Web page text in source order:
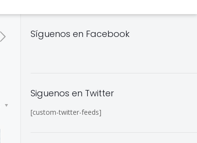
Síguenos en Facebook
Siguenos en Twitter
[custom-twitter-feeds]